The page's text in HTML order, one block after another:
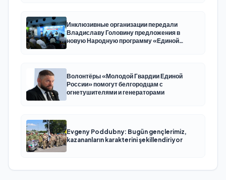
Инклюзивные организации передали
Владиславу Головину предложения в
новую Народную программу «Единой
Волонтёры «Молодой Гвардии Единой
России» помогут белгородцам с
огнетушителями и генераторами
Evgeny Poddubny: Bugün gençlerimiz,
kazananların karakterini şekillendiriyor